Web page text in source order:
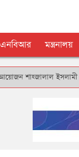
এনবিআর মন্ত্রনালয়
ইসলামী ব্যাংকের